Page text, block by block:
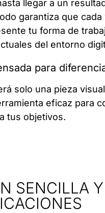
llegar a un
garantiza que
tu forma de
del entorno
para
solo una pieza
eficaz para
tus objetivos.
SENCILLA